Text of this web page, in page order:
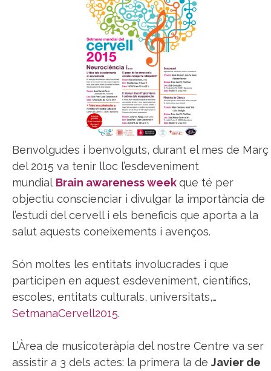
Benvolgudes i benvolguts, durant el mes de Març
del 2015 va tenir lloc l’esdeveniment
mundial Brain awareness weekque té per
objectiu conscienciar i divulgar la importància de
l’estudi del cervell i els beneficis que aporta a la
salut aquests coneixements i avenços.
Són moltes les entitats involucrades i que
participen en aquest esdeveniment, científics,
escoles, entitats culturals, universitats,…
SetmanaCervell2015.
L’Àrea de musicoteràpia del nostre Centre va ser
assistir a 3 dels actes: la primera la de Javier de